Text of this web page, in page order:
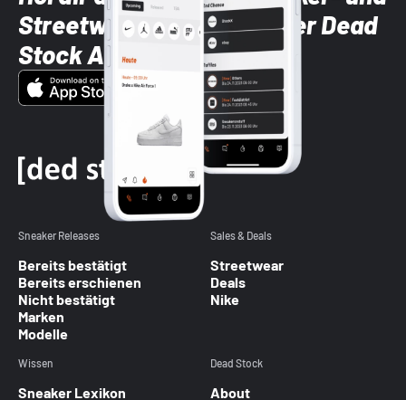
Streetwear-Brands mit der Dead
Stock App
Sneaker Releases
Bereits bestätigt
Bereits erschienen
Nicht bestätigt
Marken
Modelle
Sales & Deals
Streetwear
Deals
Nike
Wissen
Sneaker Lexikon
Dead Stock
About